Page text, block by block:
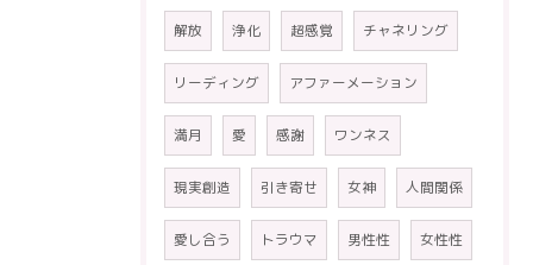
解放 浄化 超感覚 チャネリング
リーディング アファーメーション
満月 愛 感謝 ワンネス
現実創造 引き寄せ 女神 人間関係
愛し合う トラウマ 男性性 女性性